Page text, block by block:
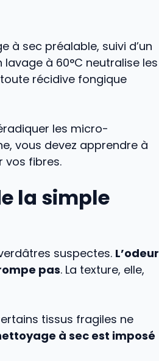
à sec préalable, suivi d’un
à 60°C neutralise les
récidive fongique
les micro-
vous devez apprendre à
vos fibres.
la simple
suspectes. L’odeur
pas. La texture, elle,
tissus fragiles ne
à sec est imposé